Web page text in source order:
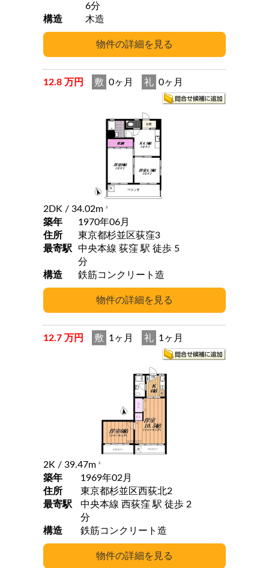
6分
構造
木造
12.8 万円 敷 0ヶ月 礼 0ヶ月
2DK / 34.02m 2
築年
1970年06月
住所
東京都杉並区荻窪3
最寄駅
中央本線 荻窪 駅 徒歩 5
分
構造
鉄筋コンクリート造
12.7 万円 敷 1ヶ月 礼 1ヶ月
2K / 39.47m 2
築年
1969年02月
住所
東京都杉並区西荻北2
最寄駅
中央本線 西荻窪 駅 徒歩 2
分
構造
鉄筋コンクリート造